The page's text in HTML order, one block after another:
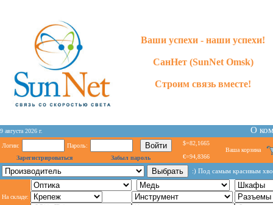
Ваши успехи - наши успехи!
СанНет (SunNet Omsk)
Строим связь вместе!
9 августа 2026 г. О
Логин:
Пароль:
Зарегистрироваться
Забыл пароль
$=82,1665
€=94,8366
Ваша корзина
:) Под самым красивым
На складе: